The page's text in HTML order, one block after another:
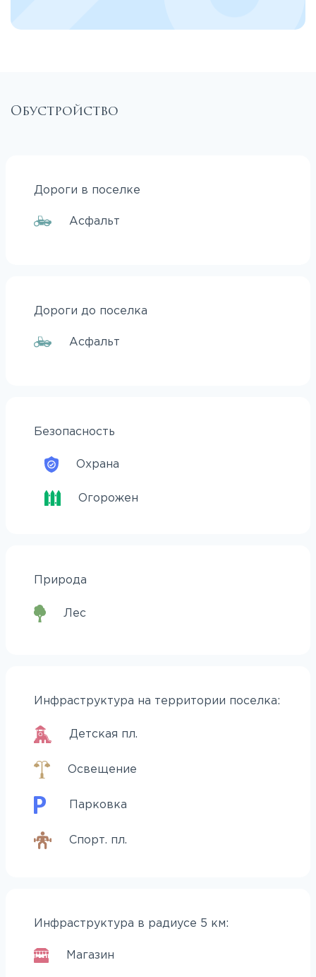
Обустройство
Дороги в поселке
Асфальт
Дороги до поселка
Асфальт
Безопасность
Охрана
Огорожен
Природа
Лес
Инфраструктура на территории поселка:
Детская пл.
Освещение
Парковка
Спорт. пл.
Инфраструктура в радиусе 5 км:
Магазин